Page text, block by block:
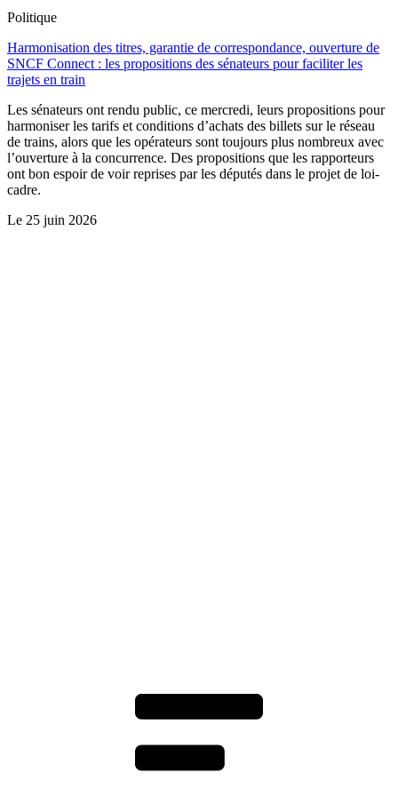
Politique
Harmonisation des titres, garantie de correspondance, ouverture de
SNCF Connect : les propositions des sénateurs pour faciliter les
trajets en train
Les sénateurs ont rendu public, ce mercredi, leurs propositions pour
harmoniser les tarifs et conditions d’achats des billets sur le réseau
de trains, alors que les opérateurs sont toujours plus nombreux avec
l’ouverture à la concurrence. Des propositions que les rapporteurs
ont bon espoir de voir reprises par les députés dans le projet de loi-
cadre.
Le 25 juin 2026